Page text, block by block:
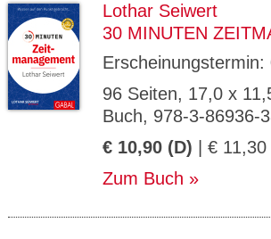
Lothar Seiwert
30 MINUTEN
Erscheinungstermin:
96 Seiten, 17,0 x
Buch, 978-3-86936-
€ 10,90 (D) | €
Zum Buch
GV_CO
OKIES
gabal-
verlag.
Speichert den
Domäne.